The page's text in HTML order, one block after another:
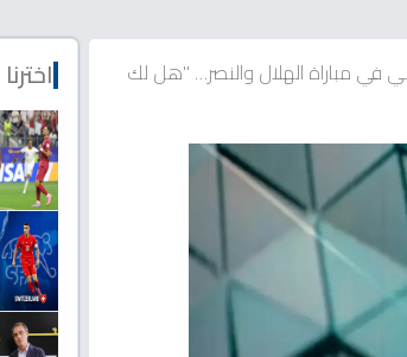
في مباراة الهلال والنصر… "هل لك